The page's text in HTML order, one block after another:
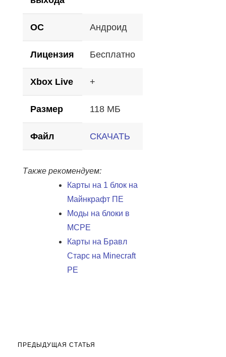
ОС Андроид
Лицензия Бесплатно
Xbox Live +
Размер 118 МБ
Файл СКАЧАТЬ
Также рекомендуем:
Карты на 1 блок на
Майнкрафт ПЕ
Моды на блоки в
MCPE
Карты на Бравл
Старс на Minecraft
PE
Навигация
ПРЕДЫДУЩАЯ СТАТЬЯ